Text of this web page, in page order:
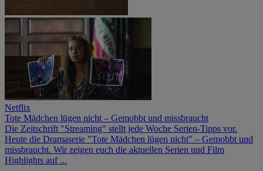
Netflix
Tote Mädchen lügen nicht – Gemobbt und missbraucht
Die Zeitschrift "Streaming" stellt jede Woche Serien-Tipps vor.
Heute die Dramaserie "Tote Mädchen lügen nicht" – Gemobbt und
missbraucht. Wir zeigen euch die aktuellen Serien und Film
Highlights auf ...